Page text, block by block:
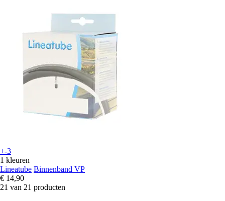
+-3
1 kleuren
Lineatube Binnenband VP
€ 14,90
21 van 21 producten